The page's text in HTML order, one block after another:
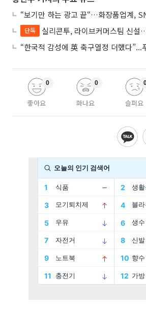
단독
실리콘투, 라이브커머스팀 신설…K뷰티 ‘글로
좋아요
0
화나요
0
슬퍼요